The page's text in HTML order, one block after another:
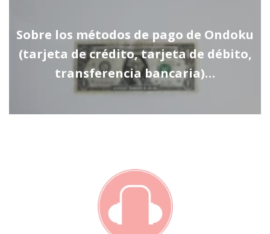
Sobre los métodos de pago de Ondoku
(tarjeta de crédito, tarjeta de débito,
transferencia bancaria)…